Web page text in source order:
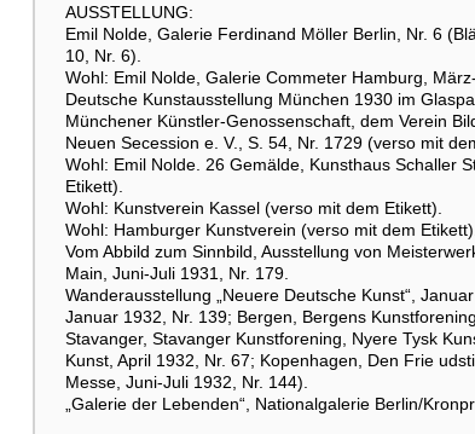
Weitere Abbildung
Raumbeispiel
AUSSTELLUNG:
Emil Nolde, Galerie Ferdinand Möller Berlin, Nr. 6
10, Nr. 6).
Wohl: Emil Nolde, Galerie Commeter Hamburg,
Deutsche Kunstausstellung München 1930 im
Münchener Künstler-Genossenschaft, dem Verein
Neuen Secession e. V., S. 54, Nr. 1729 (verso mit
Wohl: Emil Nolde. 26 Gemälde, Kunsthaus Schaller
Etikett).
Wohl: Kunstverein Kassel (verso mit dem Etikett).
Wohl: Hamburger Kunstverein (verso mit dem Etikett).
Vom Abbild zum Sinnbild, Ausstellung von
Main, Juni-Juli 1931, Nr. 179.
Wanderausstellung „Neuere Deutsche Kunst“,
Januar 1932, Nr. 139; Bergen, Bergens
Stavanger, Stavanger Kunstforening, Nyere Tysk
Kunst, April 1932, Nr. 67; Kopenhagen, Den Frie
Messe, Juni-Juli 1932, Nr. 144).
„Galerie der Lebenden“, Nationalgalerie Berlin/